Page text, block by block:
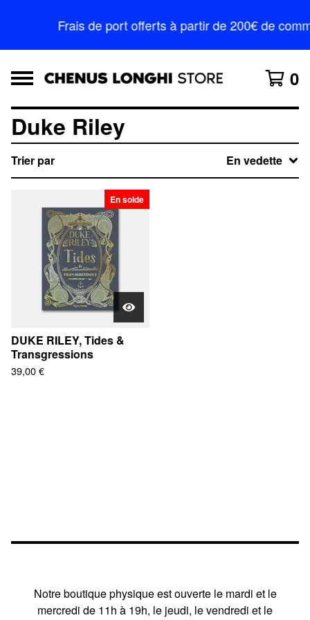
Frais de port offerts à partir de 200€ de
0
Duke Riley
Trier par En vedette
En solde
DUKE RILEY, Tides &
Transgressions
39,00€
Notre boutique physique est ouverte le mardi et le
mercredi de 11h à 19h, le jeudi, le vendredi et le